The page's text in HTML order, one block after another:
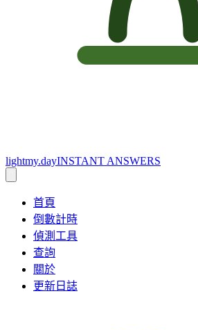
lightmy.dayINSTANT ANSWERS
首頁
倒數計時
偵測工具
查詢
關於
更新日誌